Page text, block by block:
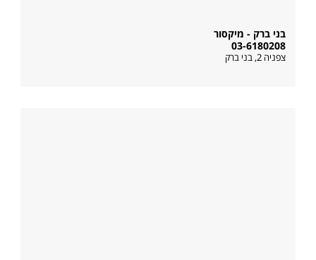
בני ברק - מיקסור
03-6180208
צפניה 2 ,בני ברק